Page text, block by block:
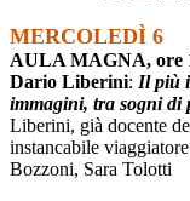
MERCOLEDÌ 6
AULA MAGNA, ore
Dario Liberini: Il più
immagini, tra sogni di
Liberini, già docente
instancabile
Bozzoni, Sara Tolotti